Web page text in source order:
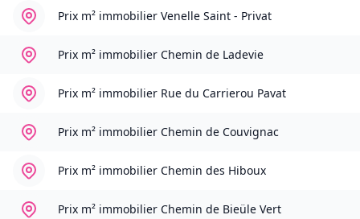
Prix m² immobilier Venelle Saint - Privat
Prix m² immobilier Chemin de Ladevie
Prix m² immobilier Rue du Carrierou Pavat
Prix m² immobilier Chemin de Couvignac
Prix m² immobilier Chemin des Hiboux
Prix m² immobilier Chemin de Bieüle Vert